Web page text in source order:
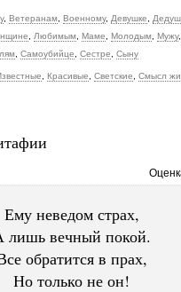
, Ветеранам Военному, Девушке
Любимым Маме Молодым Мужу,
Самоубийце Сестре Сыну
Красивые Светские Смысл
Ему неведом страх,
лишь вечный покой.
обратится в прах,
Но только не он!